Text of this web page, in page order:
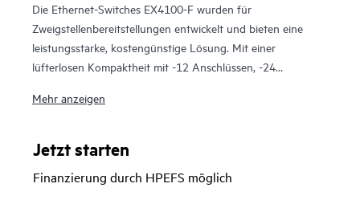
Die Ethernet-Switches EX4100-F wurden für
Zweigstellenbereitstellungen entwickelt und bieten eine
leistungsstarke, kostengünstige Lösung. Mit einer
lüfterlosen Kompaktheit mit -12 Anschlüssen, -24
eine KI-gestützte, Cloud-fähige Zugriffs-Switching-
VXLAN, Mikrosegmentierung mit gruppenbasierten
flussbasierte Telemetrie aus.
Mehr anzeigen
Jetzt starten
Finanzierung durch HPEFS möglich